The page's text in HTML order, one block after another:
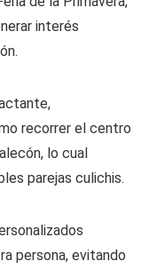
interés
recorrer el centro
lo cual
parejas culichis.
persona, evitando